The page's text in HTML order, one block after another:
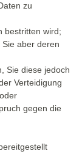
zu
bestritten wird;
aber deren
Sie diese jedoch
Verteidigung
gegen die